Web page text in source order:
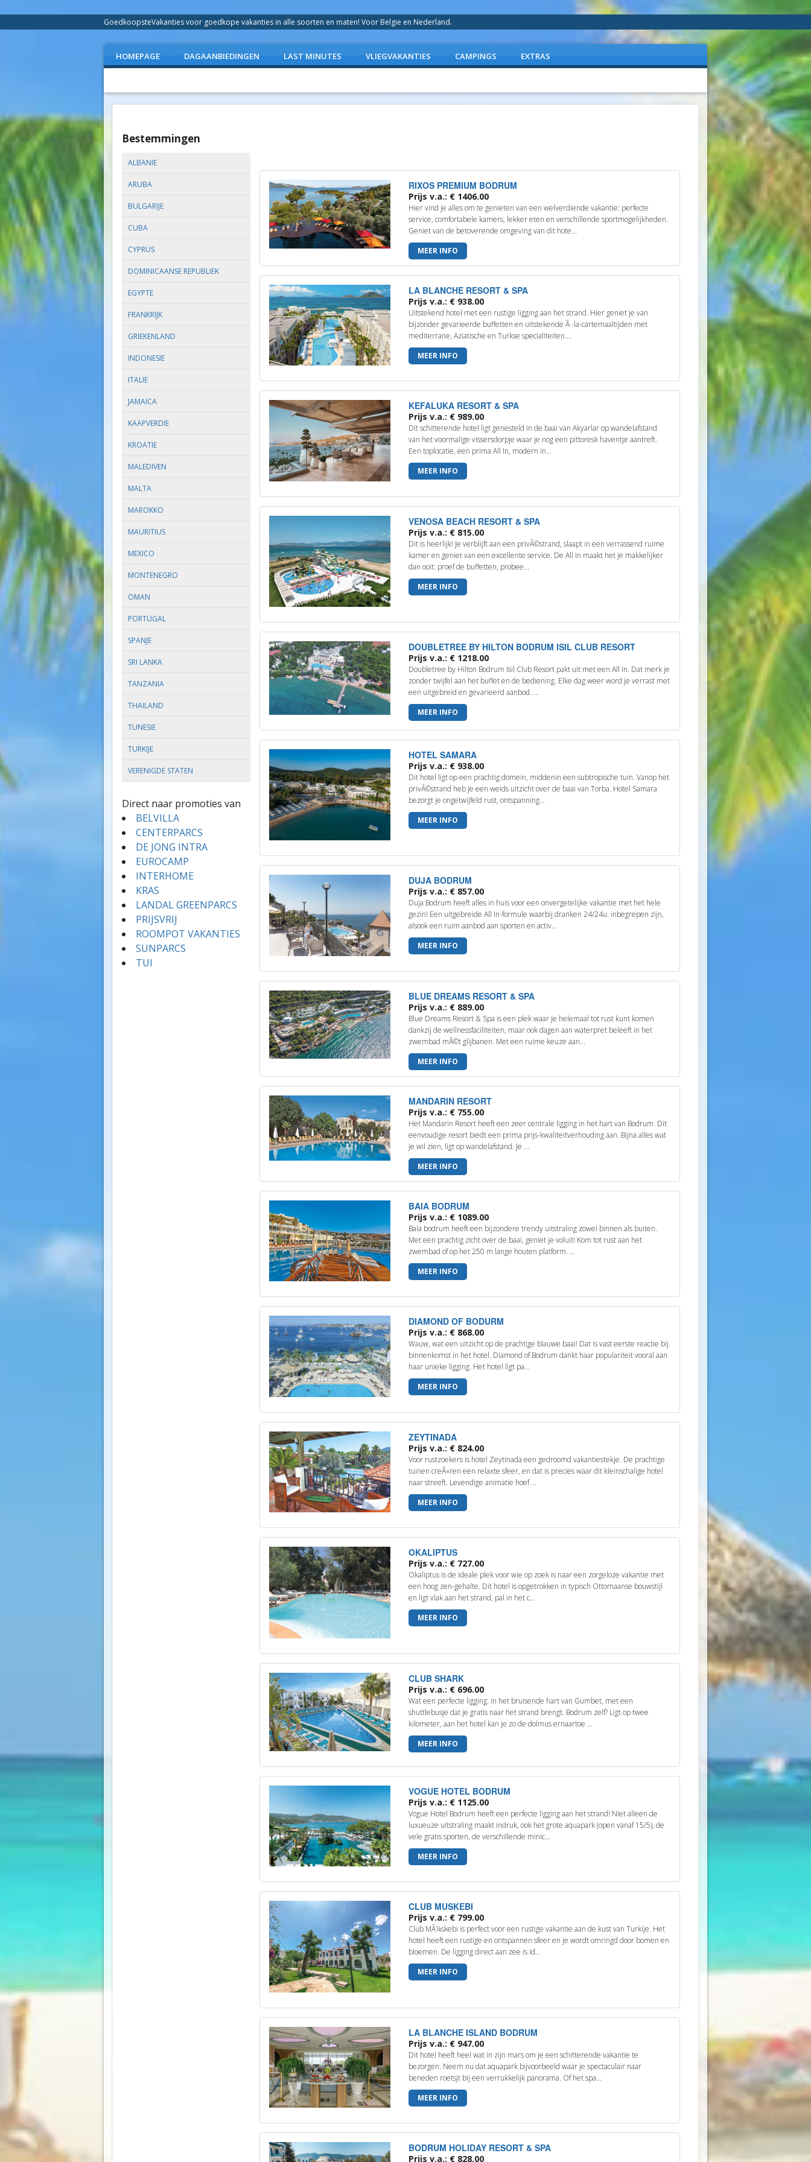
GoedkoopsteVakanties voor goedkope vakanties in alle soorten en maten! Voor Belgie en Nederland.
HOMEPAGE DAGAANBIEDINGEN LAST MINUTES VLIEGVAKANTIES CAMPINGS EXTRAS
Bestemmingen
ALBANIE
ARUBA
BULGARIJE
CUBA
CYPRUS
DOMINICAANSE REPUBLIEK
EGYPTE
FRANKRIJK
GRIEKENLAND
INDONESIE
ITALIE
JAMAICA
KAAPVERDIE
KROATIE
MALEDIVEN
MALTA
MAROKKO
MAURITIUS
MEXICO
MONTENEGRO
OMAN
PORTUGAL
SPANJE
SRI LANKA
TANZANIA
THAILAND
TUNESIE
TURKIJE
VERENIGDE STATEN
Direct naar promoties van
BELVILLA
CENTERPARCS
DE JONG INTRA
EUROCAMP
INTERHOME
KRAS
LANDAL GREENPARCS
PRIJSVRIJ
ROOMPOT VAKANTIES
SUNPARCS
TUI
RIXOS PREMIUM BODRUM
Prijs v.a.: € 1406.00
Hier vind je alles om te genieten van een welverdiende vakantie: perfecte
service, comfortabele kamers, lekker eten en verschillende sportmogelijkheden.
Geniet van de betoverende omgeving van dit hote...
MEER INFO
LA BLANCHE RESORT & SPA
Prijs v.a.: € 938.00
Uitstekend hotel met een rustige ligging aan het strand. Hier geniet je van
bijzonder gevarieerde buffetten en uitstekende Ã -la-cartemaaltijden met
mediterrane, Aziatische en Turkse specialiteiten....
MEER INFO
KEFALUKA RESORT & SPA
Prijs v.a.: € 989.00
Dit schitterende hotel ligt genesteld in de baai van Akyarlar op wandelafstand
van het voormalige vissersdorpje waar je nog een pittoresk haventje aantreft.
Een toplocatie, een prima All In, modern in...
MEER INFO
VENOSA BEACH RESORT & SPA
Prijs v.a.: € 815.00
Dit is heerlijk! Je verblijft aan een privÃ©strand, slaapt in een verrassend ruime
kamer en geniet van een excellente service. De All In maakt het je makkelijker
dan ooit: proef de buffetten, probee...
MEER INFO
DOUBLETREE BY HILTON BODRUM ISIL CLUB RESORT
Prijs v.a.: € 1218.00
Doubletree by Hilton Bodrum Isil Club Resort pakt uit met een All In. Dat merk je
zonder twijfel aan het buffet en de bediening. Elke dag weer word je verrast met
een uitgebreid en gevarieerd aanbod. ...
MEER INFO
HOTEL SAMARA
Prijs v.a.: € 938.00
Dit hotel ligt op een prachtig domein, middenin een subtropische tuin. Vanop het
privÃ©strand heb je een weids uitzicht over de baai van Torba. Hotel Samara
bezorgt je ongetwijfeld rust, ontspanning...
MEER INFO
DUJA BODRUM
Prijs v.a.: € 857.00
Duja Bodrum heeft alles in huis voor een onvergetelijke vakantie met het hele
gezin! Een uitgebreide All In-formule waarbij dranken 24/24u. inbegrepen zijn,
alsook een ruim aanbod aan sporten en activ...
MEER INFO
BLUE DREAMS RESORT & SPA
Prijs v.a.: € 889.00
Blue Dreams Resort & Spa is een plek waar je helemaal tot rust kunt komen
dankzij de wellnessfaciliteiten, maar ook dagen aan waterpret beleeft in het
zwembad mÃ©t glijbanen. Met een ruime keuze aan...
MEER INFO
MANDARIN RESORT
Prijs v.a.: € 755.00
Het Mandarin Resort heeft een zeer centrale ligging in het hart van Bodrum. Dit
eenvoudige resort biedt een prima prijs-kwaliteitverhouding aan. Bijna alles wat
je wil zien, ligt op wandelafstand. Je ...
MEER INFO
BAIA BODRUM
Prijs v.a.: € 1089.00
Baia bodrum heeft een bijzondere trendy uitstraling zowel binnen als buiten.
Met een prachtig zicht over de baai, geniet je voluit! Kom tot rust aan het
zwembad of op het 250 m lange houten platform. ...
MEER INFO
DIAMOND OF BODURM
Prijs v.a.: € 868.00
Wauw, wat een uitzicht op de prachtige blauwe baai! Dat is vast eerste reactie bij
binnenkomst in het hotel. Diamond of Bodrum dankt haar populariteit vooral aan
haar unieke ligging. Het hotel ligt pa...
MEER INFO
ZEYTINADA
Prijs v.a.: € 824.00
Voor rustzoekers is hotel Zeytinada een gedroomd vakantiestekje. De prachtige
tuinen creÃ«ren een relaxte sfeer, en dat is precies waar dit kleinschalige hotel
naar streeft. Levendige animatie hoef ...
MEER INFO
OKALIPTUS
Prijs v.a.: € 727.00
Okaliptus is de ideale plek voor wie op zoek is naar een zorgeloze vakantie met
een hoog zen-gehalte. Dit hotel is opgetrokken in typisch Ottomaanse bouwstijl
en ligt vlak aan het strand, pal in het c...
MEER INFO
CLUB SHARK
Prijs v.a.: € 696.00
Wat een perfecte ligging: in het bruisende hart van Gumbet, met een
shuttlebusje dat je gratis naar het strand brengt. Bodrum zelf? Ligt op twee
kilometer, aan het hotel kan je zo de dolmus ernaartoe ...
MEER INFO
VOGUE HOTEL BODRUM
Prijs v.a.: € 1125.00
Vogue Hotel Bodrum heeft een perfecte ligging aan het strand! Niet alleen de
luxueuze uitstraling maakt indruk, ook het grote aquapark (open vanaf 15/5), de
vele gratis sporten, de verschillende minic...
MEER INFO
CLUB MUSKEBI
Prijs v.a.: € 799.00
Club MÃ¼skebi is perfect voor een rustige vakantie aan de kust van Turkije. Het
hotel heeft een rustige en ontspannen sfeer en je wordt omringd door bomen en
bloemen. De ligging direct aan zee is id...
MEER INFO
LA BLANCHE ISLAND BODRUM
Prijs v.a.: € 947.00
Dit hotel heeft heel wat in zijn mars om je een schitterende vakantie te
bezorgen. Neem nu dat aquapark bijvoorbeeld waar je spectaculair naar
beneden roetsjt bij een verrukkelijk panorama. Of het spa...
MEER INFO
BODRUM HOLIDAY RESORT & SPA
Prijs v.a.: € 828.00